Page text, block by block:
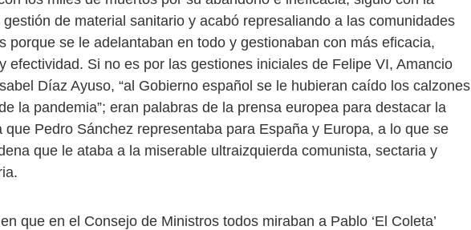
gestión de material sanitario y acabó represaliando a las comunidades
porque se le adelantaban en todo y gestionaban con más eficacia,
efectividad. Si no es por las gestiones iniciales de Felipe VI, Amancio
Díaz Ayuso, “al Gobierno español se le hubieran caído los calzones
la pandemia”; eran palabras de la prensa europea para destacar la
que Pedro Sánchez representaba para España y Europa, a lo que se
que le ataba a la miserable ultraizquierda comunista, sectaria y
que en el Consejo de Ministros todos miraban a Pablo ‘El Coleta’